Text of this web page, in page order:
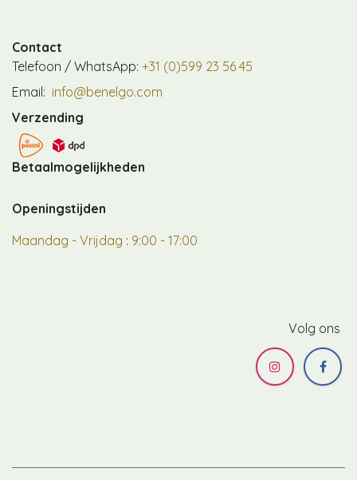
Contact
Telefoon / WhatsApp: +31 (0)599 23 56 45
Email: info@benelgo.com
Verzending
Betaalmogelijkheden
Openingstijden
Maandag - Vrijdag : 9:00 - 17:00
Volg ons